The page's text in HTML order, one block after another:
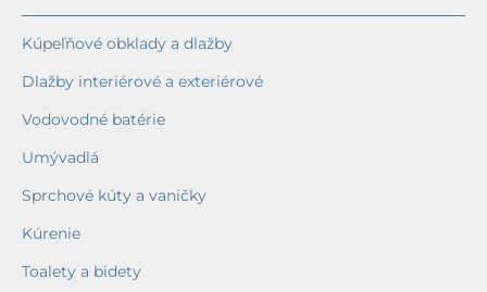
Kúpeľňové obklady a dlažby
Dlažby interiérové a exteriérové
Vodovodné batérie
Umývadlá
Sprchové kúty a vaničky
Kúrenie
Toalety a bidety